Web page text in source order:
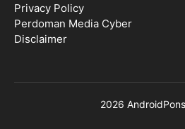
Privacy Policy
Perdoman Media Cyber
Disclaimer
2026